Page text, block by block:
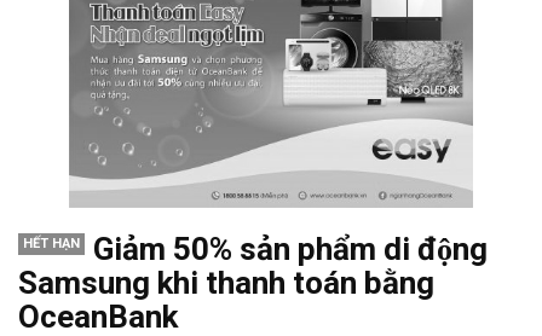
HẾT HẠN
Giảm 50% sản phẩm di động
Samsung khi thanh toán bằng
OceanBank